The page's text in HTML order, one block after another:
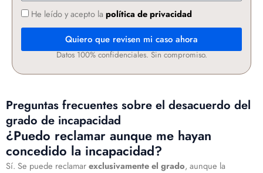
He leído y acepto la política de privacidad
Quiero que revisen mi caso ahora
Datos 100% confidenciales. Sin compromiso.
Preguntas frecuentes sobre el desacuerdo del
grado de incapacidad
¿Puedo reclamar aunque me hayan
concedido la incapacidad?
Sí. Se puede reclamarexclusivamente el grado, aunque la